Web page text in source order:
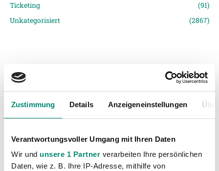
Zustimmung Details Anzeigeneinstellungen
Verantwortungsvoller Umgang mit Ihren Daten
Wir und unsere 1 Partner verarbeiten Ihre persönlichen
Daten, wie z. B. Ihre IP-Adresse, mithilfe von
Ticketing
(91)
Unkategorisiert
(2867)